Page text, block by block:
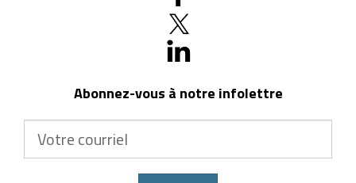
Abonnez-vous à notre infolettre